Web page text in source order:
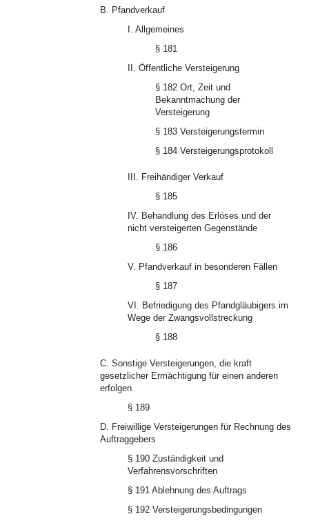
B. Pfandverkauf
I. Allgemeines
§ 181
II. Öffentliche Versteigerung
§ 182 Ort, Zeit und
Bekanntmachung der
Versteigerung
§ 183 Versteigerungstermin
§ 184 Versteigerungsprotokoll
III. Freihändiger Verkauf
§ 185
IV. Behandlung des Erlöses und der
nicht versteigerten Gegenstände
§ 186
V. Pfandverkauf in besonderen Fällen
§ 187
VI. Befriedigung des Pfandgläubigers im
Wege der Zwangsvollstreckung
§ 188
C. Sonstige Versteigerungen, die kraft
gesetzlicher Ermächtigung für einen anderen
erfolgen
§ 189
D. Freiwillige Versteigerungen für Rechnung des
Auftraggebers
§ 190 Zuständigkeit und
Verfahrensvorschriften
§ 191 Ablehnung des Auftrags
§ 192 Versteigerungsbedingungen